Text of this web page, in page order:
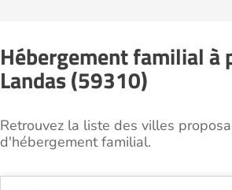
Hébergement familial à
Landas (59310)
Retrouvez la liste des villes
d'hébergement familial.